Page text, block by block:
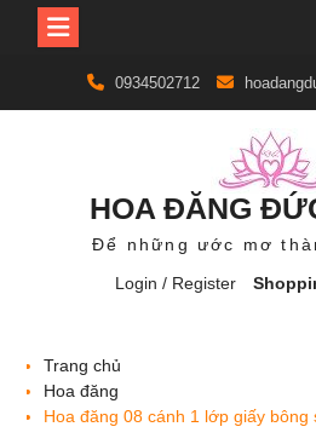
content
0934502712
HOA ĐĂNG
Để những ước mơ
Login / Register
Trang chủ
Hoa đăng
Hoa đăng 08 cánh 1 lớp giấy bông